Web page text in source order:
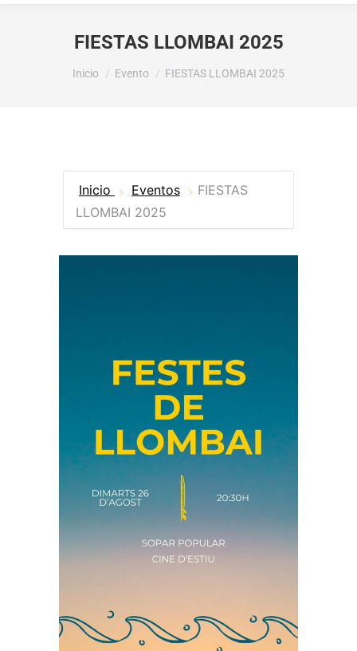
FIESTAS LLOMBAI 2025
Estás aquí:
Inicio Evento FIESTAS LLOMBAI 2025
Inicio Eventos
FIESTAS
LLOMBAI 2025